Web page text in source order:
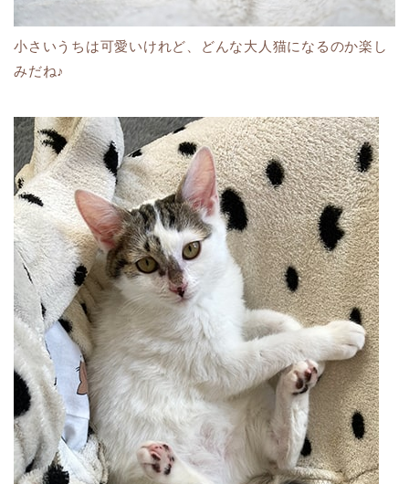
小さいうちは可愛いけれど、どんな大人猫になるのか楽し
みだね♪